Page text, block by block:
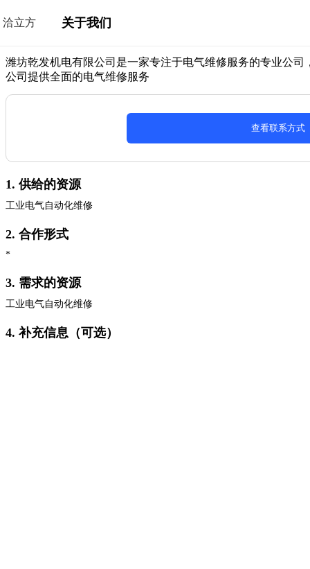
洽立方 关于我们
潍坊乾发机电有限公司是一家专注于电气维修服务的专业公
公司提供全面的电气维修服务
查看联系方式
1. 供给的资源
工业电气自动化维修
2. 合作形式
*
3. 需求的资源
工业电气自动化维修
4. 补充信息（可选）